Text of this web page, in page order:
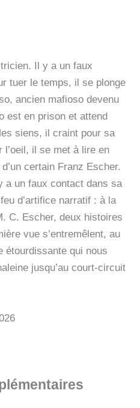
Il y a un faux
tuer le temps, il se plonge
ancien mafioso devenu
est en prison et attend
siens, il craint pour sa
il se met à lire en
certain Franz Escher.
a un faux contact dans sa
d’artifice narratif : à la
C. Escher, deux histoires
vue s’entremêlent, au
étourdissante qui nous
jusqu’au court-circuit